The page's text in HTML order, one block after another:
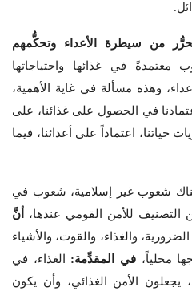
من سيطرة الأعداء وتحكُّمهم
معتمدةً في غذائها واحتياجاتها
وهذه مسألة في غاية الأهمية،
في الحصول على غذائنا، على
حياتنا، اعتماداً على أعدائنا، فيما
شعوب غير إسلامية، شعوب في
للأمن القومي عندها،
أنَّ
والغذاء، والقوت، والأشياء
محلياً، في المقدِّمة:
الغذاء، في
يجعلون الأمن الغذائي، وأن يكون